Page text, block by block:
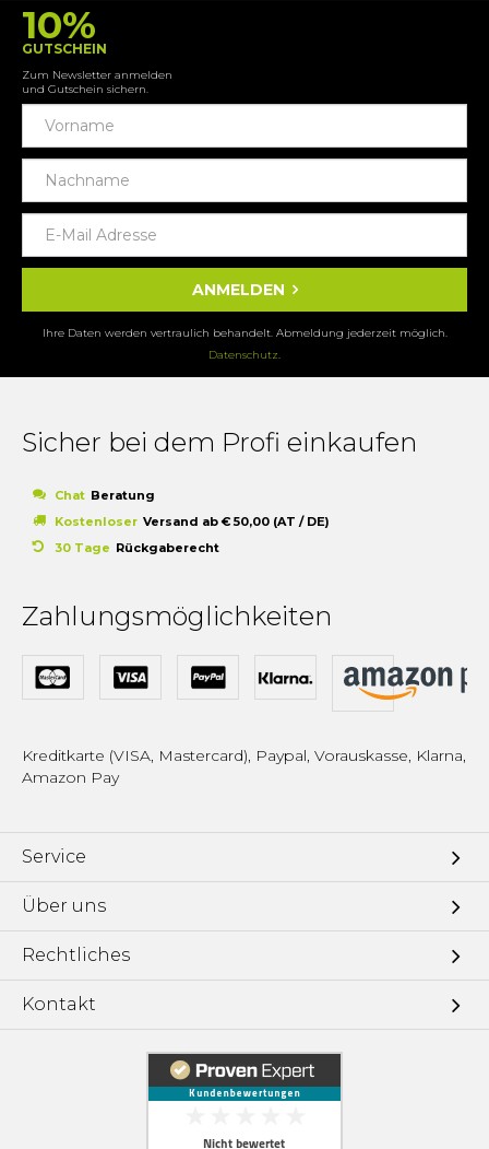
10%
GUTSCHEIN
Zum Newsletter anmelden
und Gutschein sichern.
ANMELDEN
Ihre Daten werden vertraulich behandelt. Abmeldung jederzeit möglich.
Datenschutz.
Sicher bei dem Profi einkaufen
Chat Beratung
Kostenloser Versand ab € 50,00 (AT / DE)
30 Tage Rückgaberecht
Zahlungsmöglichkeiten
Kreditkarte (VISA, Mastercard), Paypal, Vorauskasse, Klarna,
Amazon Pay
Service
Über uns
Rechtliches
Kontakt